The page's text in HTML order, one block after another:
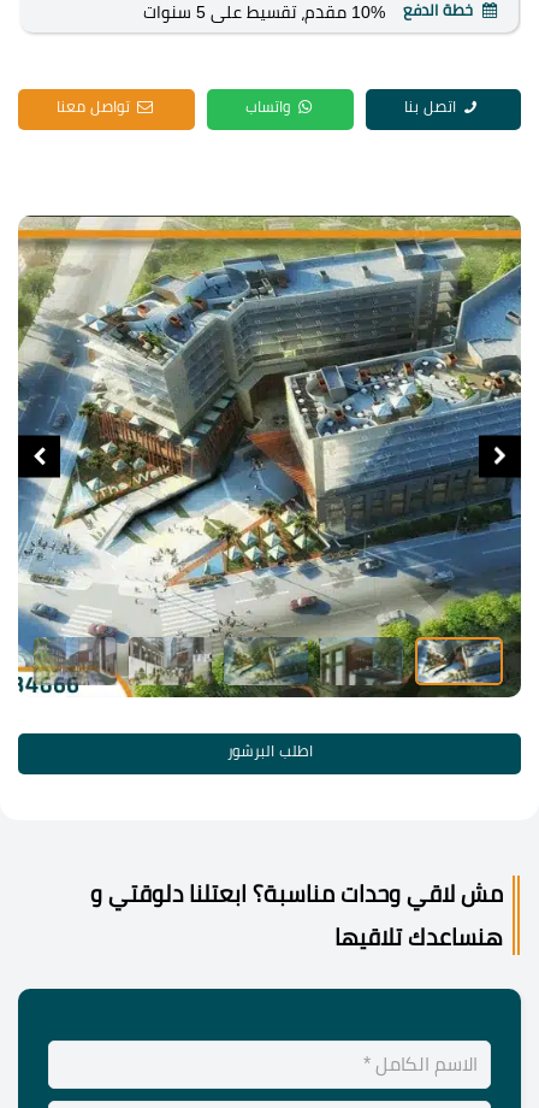
خطة الدفع 10% مقدم، تقسيط على 5 سنوات
اتصل بنا واتساب تواصل معنا
اطلب البرشور
مش لاقي وحدات مناسبة؟ ابعتلنا دلوقتي و
هنساعدك تلاقيها